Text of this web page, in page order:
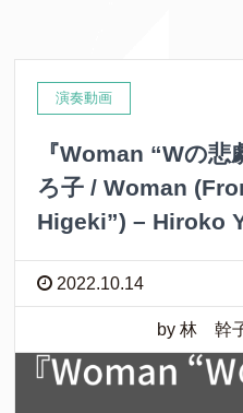
演奏動画
『Woman “Wの
ろ子 / Woman
Higeki”) – Hiroko
2022.10.14
by 林 幹